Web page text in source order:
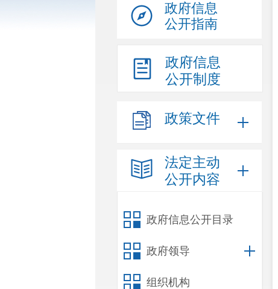
政府信息
公开指南
政府信息
公开制度
政策文件
法定主动
公开内容
政府信息公开目录
政府领导
组织机构